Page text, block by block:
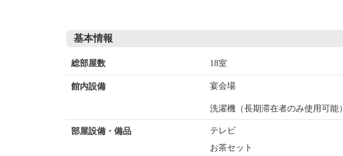
基本情報
総部屋数 18室
館内設備 宴会場
洗濯機（長期滞在者のみ使用可能）
部屋設備・備品 テレビ
お茶セット